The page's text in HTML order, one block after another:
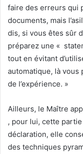
faire des erreurs qui
documents, mais
dis, si vous êtes sûr
préparez une «
tout en évitant
automatique, là vous
de l’expérience. »
Ailleurs, le Maître
, pour lui, cette
déclaration, elle
des techniques